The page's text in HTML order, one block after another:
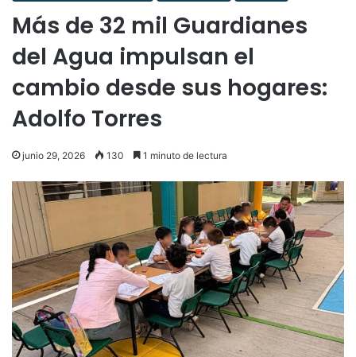
Más de 32 mil Guardianes
del Agua impulsan el
cambio desde sus hogares:
Adolfo Torres
junio 29, 2026 130 1 minuto de lectura